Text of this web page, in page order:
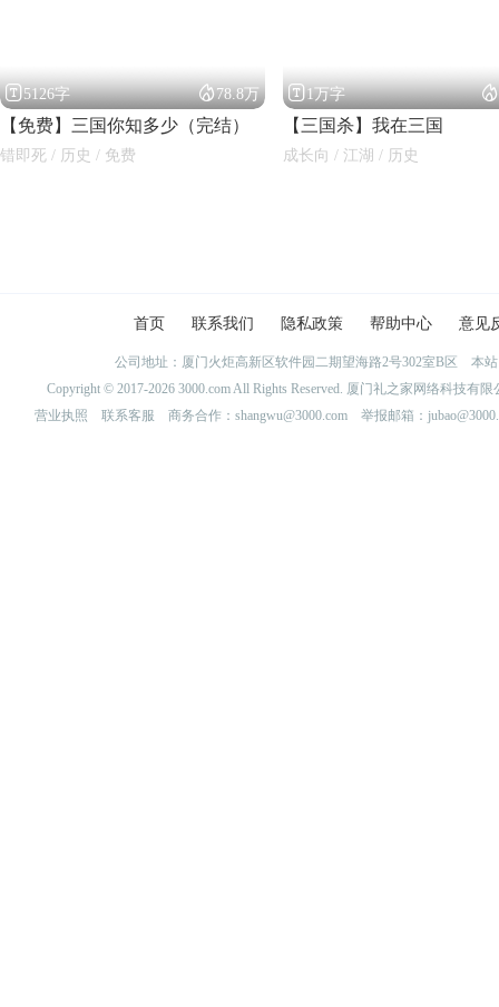
闪艺
5126字 78.8万
【免费】三国你知多少（完结）
错即死 / 历史 / 免费
1万字 
【三国杀】我在三国
成长向 / 江湖 / 历史
首页 联系我们 隐私政策 帮助中心 意见
公司地址：厦门火炬高新区软件园二期望海路2号302室B区 本
Copyright © 2017-2026 3000.com All Rights Reserved. 厦门礼之家网络科技
营业执照
联系客服 商务合作：shangwu@3000.com 举报邮箱：